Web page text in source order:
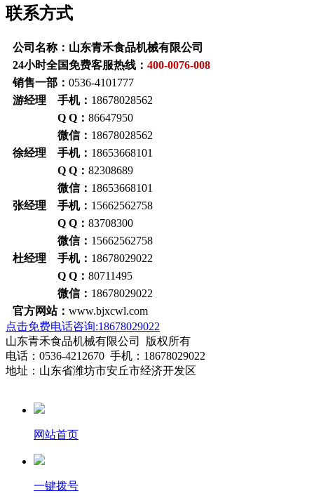
联系方式
公司名称：山东青禾食品机械有限公司
24小时全国免费客服热线： 400-0076-008
销售一部： 0536-4101777
游经理 手机： 18678028562
Q Q： 86647950
微信： 18678028562
徐经理 手机： 18653668101
Q Q： 82308689
微信： 18653668101
张经理 手机： 15662562758
Q Q： 83708300
微信： 15662562758
杜经理 手机： 18678029022
Q Q： 80711495
微信： 18678029022
官方网站： www.bjxcwl.com
点击免费电话咨询:18678029022
山东青禾食品机械有限公司 版权所有
电话：0536-4212670 手机：18678029022
地址：山东省潍坊市安丘市经济开发区
网站首页
一键拨号